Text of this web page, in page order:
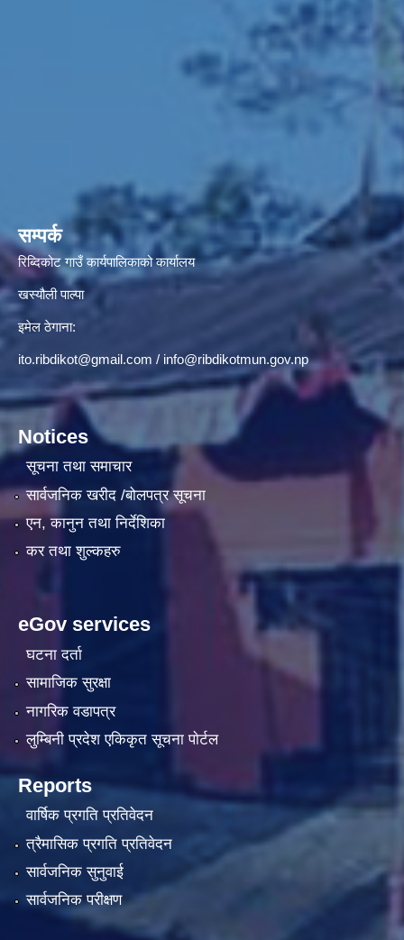
सम्पर्क
रिब्दिकोट गाउँ कार्यपालिकाको कार्यालय
खस्यौली पाल्पा
इमेल ठेगाना:
ito.ribdikot@gmail.com / info@ribdikotmun.gov.np
Notices
सूचना तथा समाचार
सार्वजनिक खरीद /बोलपत्र सूचना
एन, कानुन तथा निर्देशिका
कर तथा शुल्कहरु
eGov services
घटना दर्ता
सामाजिक सुरक्षा
नागरिक वडापत्र
लुम्बिनी प्रदेश एकिकृत सूचना पाेर्टल
Reports
वार्षिक प्रगति प्रतिवेदन
त्रैमासिक प्रगति प्रतिवेदन
सार्वजनिक सुनुवाई
सार्वजनिक परीक्षण